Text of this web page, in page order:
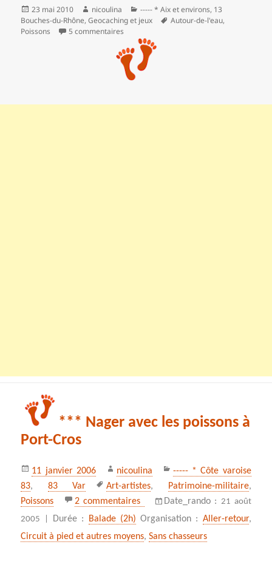
Publié
le
23 mai 2010 Auteur
nicoulina Catégories
----- * Aix et environs, 13
Bouches-du-Rhône,Geocaching et jeux Mots-
clés
Autour-de-l'eau,
Poissons
5 commentairessur La forêt de Gréasque
*** Nager avec les poissons à
Port-Cros
Publié
le
11 janvier 2006 Auteur
nicoulina Catégories
----- * Côte varoise
83, 83 Var
Mots-
clés
Art-artistes, Patrimoine-militaire,
Poissons
2 commentaires sur *** Nager avec les poissons
Date_rando :21 août
2005 |
Durée : Balade (2h) Organisation : Aller-retour,
Circuit à pied et autres moyens,Sans chasseurs